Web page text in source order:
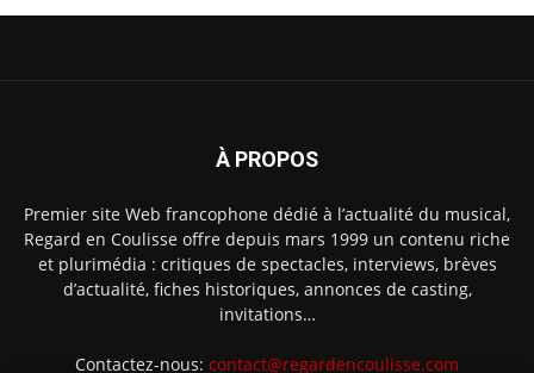
À PROPOS
Premier site Web francophone dédié à l’actualité du musical,
Regard en Coulisse offre depuis mars 1999 un contenu riche
et plurimédia : critiques de spectacles, interviews, brèves
d’actualité, fiches historiques, annonces de casting,
invitations…
Contactez-nous: contact@regardencoulisse.com